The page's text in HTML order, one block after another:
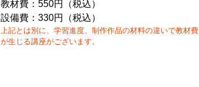
教材費：550円（税込）
設備費：330円（税込）
上記とは別に、学習進度、制作作品の材料の違いで教材費
が生じる講座がございます。